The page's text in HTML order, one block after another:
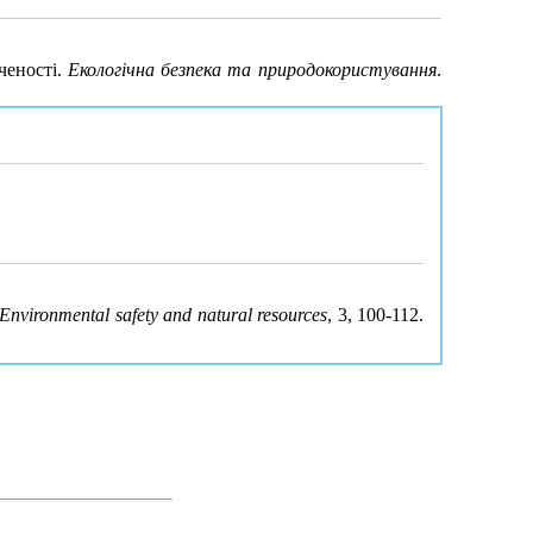
Екологічна безпека та природокористування.
Environmental safety and natural resources, 3, 100-112.